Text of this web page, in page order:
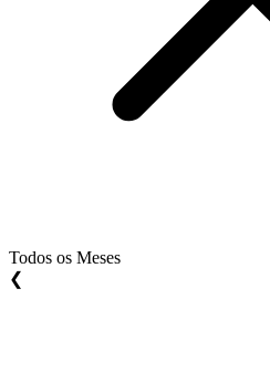
Todos os Meses
❮